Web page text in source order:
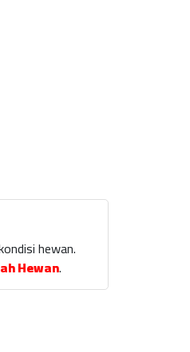
hewan.
Hewan.